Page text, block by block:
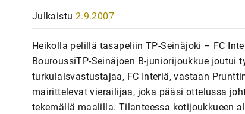
Julkaistu 2.9.2007
Heikolla pelillä tasapeliin TP-Seinäjoki – FC
BouroussiTP-Seinäjoen B-juniorijoukkue
turkulaisvastustajaa, FC Interiä, vastaan
mairittelevat vierailijaa, joka pääsi ottelussa
tekemällä maalilla. Tilanteessa kotijoukkueen